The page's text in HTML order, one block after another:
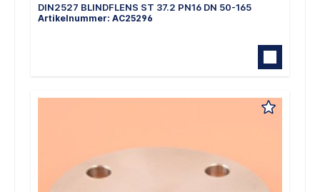
DIN2527 BLINDFLENS ST 37.2 PN16 DN 50-165
Artikelnummer: AC25296